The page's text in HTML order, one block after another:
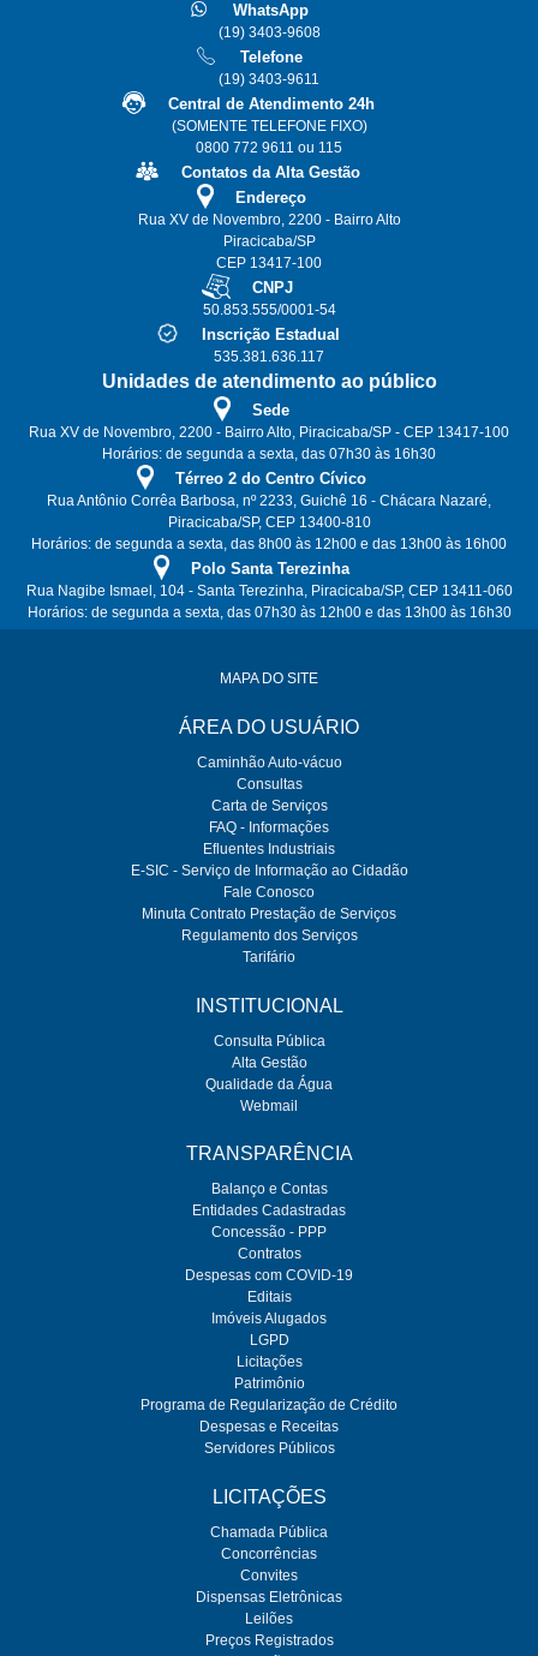
WhatsApp
(19) 3403-9608
Telefone
(19) 3403-9611
Central de Atendimento 24h
(SOMENTE TELEFONE FIXO)
0800 772 9611 ou 115
Contatos da Alta Gestão
Endereço
Rua XV de Novembro, 2200 - Bairro Alto
Piracicaba/SP
CEP 13417-100
CNPJ
50.853.555/0001-54
Inscrição Estadual
535.381.636.117
Unidades de atendimento ao público
Sede
Rua XV de Novembro, 2200 - Bairro Alto, Piracicaba/SP - CEP 13417-100
Horários: de segunda a sexta, das 07h30 às 16h30
Térreo 2 do Centro Cívico
Rua Antônio Corrêa Barbosa, nº 2233, Guichê 16 - Chácara Nazaré,
Piracicaba/SP, CEP 13400-810
Horários: de segunda a sexta, das 8h00 às 12h00 e das 13h00 às 16h00
Polo Santa Terezinha
Rua Nagibe Ismael, 104 - Santa Terezinha, Piracicaba/SP, CEP 13411-060
Horários: de segunda a sexta, das 07h30 às 12h00 e das 13h00 às 16h30
MAPA DO SITE
ÁREA DO USUÁRIO
Caminhão Auto-vácuo
Consultas
Carta de Serviços
FAQ - Informações
Efluentes Industriais
E-SIC - Serviço de Informação ao Cidadão
Fale Conosco
Minuta Contrato Prestação de Serviços
Regulamento dos Serviços
Tarifário
INSTITUCIONAL
Consulta Pública
Alta Gestão
Qualidade da Água
Webmail
TRANSPARÊNCIA
Balanço e Contas
Entidades Cadastradas
Concessão - PPP
Contratos
Despesas com COVID-19
Editais
Imóveis Alugados
LGPD
Licitações
Patrimônio
Programa de Regularização de Crédito
Despesas e Receitas
Servidores Públicos
LICITAÇÕES
Chamada Pública
Concorrências
Convites
Dispensas Eletrônicas
Leilões
Preços Registrados